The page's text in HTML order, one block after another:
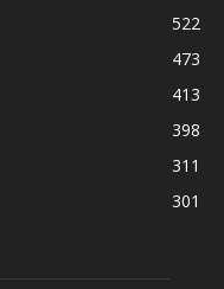
522
473
413
398
311
301